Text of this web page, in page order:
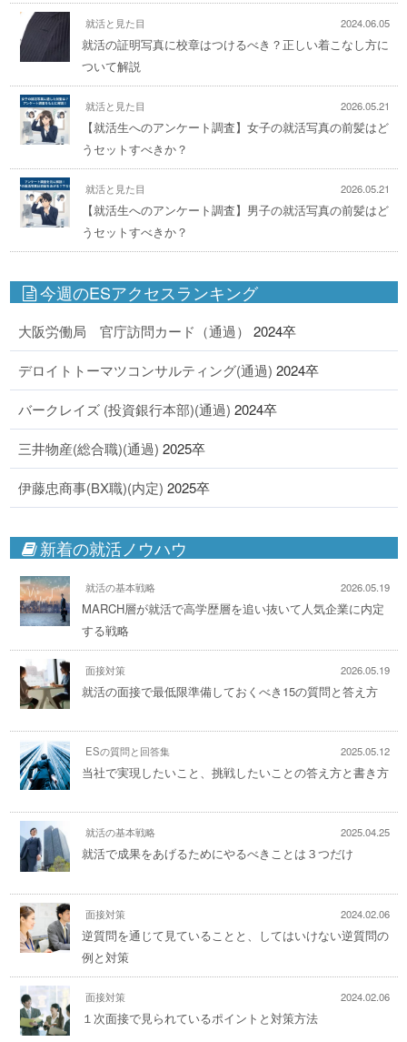
就活と見た目 2024.06.05
就活の証明写真に校章はつけるべき？正しい着こなし方に
ついて解説
就活と見た目 2026.05.21
【就活生へのアンケート調査】女子の就活写真の前髪はど
うセットすべきか？
就活と見た目 2026.05.21
【就活生へのアンケート調査】男子の就活写真の前髪はど
うセットすべきか？
今週のESアクセスランキング
大阪労働局 官庁訪問カード（通過） 2024卒
デロイトトーマツコンサルティング(通過) 2024卒
バークレイズ (投資銀行本部)(通過) 2024卒
三井物産(総合職)(通過) 2025卒
伊藤忠商事(BX職)(内定) 2025卒
新着の就活ノウハウ
就活の基本戦略 2026.05.19
MARCH層が就活で高学歴層を追い抜いて人気企業に内定
する戦略
面接対策 2026.05.19
就活の面接で最低限準備しておくべき15の質問と答え方
ESの質問と回答集 2025.05.12
当社で実現したいこと、挑戦したいことの答え方と書き方
就活の基本戦略 2025.04.25
就活で成果をあげるためにやるべきことは３つだけ
面接対策 2024.02.06
逆質問を通じて見ていることと、してはいけない逆質問の
例と対策
面接対策 2024.02.06
１次面接で見られているポイントと対策方法